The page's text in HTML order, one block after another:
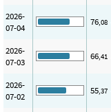
2026-
07-04
76,08
2026-
07-03
66,41
2026-
07-02
55,37